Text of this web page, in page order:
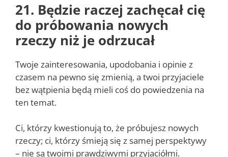
21. Będzie raczej zachęcał cię
do próbowania nowych
rzeczy niż je odrzucał
Twoje zainteresowania, upodobania i opinie z
czasem na pewno się zmienią, a twoi przyjaciele
bez wątpienia będą mieli coś do powiedzenia na
ten temat.
Ci, którzy kwestionują to, że próbujesz nowych
rzeczy; ci, którzy śmieją się z samej perspektywy
– nie są twoimi prawdziwymi przyjaciółmi.